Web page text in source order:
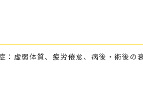
虚弱体質、疲労倦怠、病後・術後の